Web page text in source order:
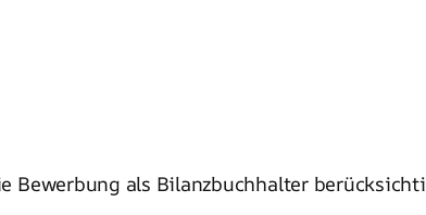
Bewerbung als Bilanzbuchhalter